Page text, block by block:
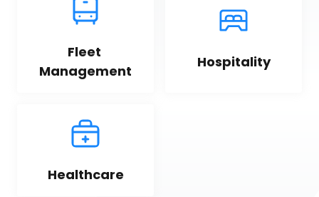
Fleet
Management
Hospitality
Healthcare